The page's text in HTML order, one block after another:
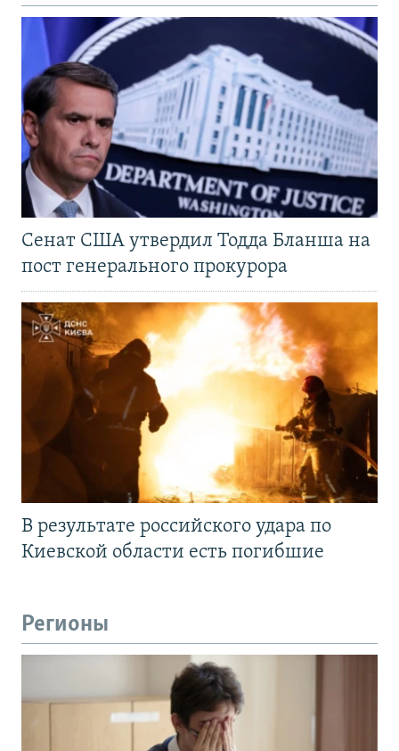
Сенат США утвердил Тодда Бланша на
пост генерального прокурора
В результате российского удара по
Киевской области есть погибшие
Регионы